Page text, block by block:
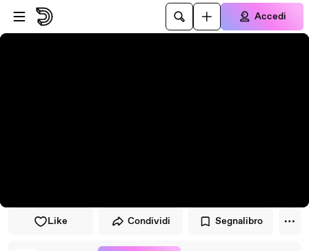
Vai al lettore
Passa al contenuto principale
Accedi
Like Condividi Segnalibro